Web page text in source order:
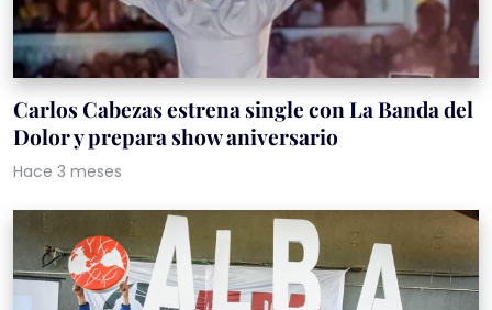
Carlos Cabezas estrena single con La Banda del
Dolor y prepara show aniversario
Hace 3 meses